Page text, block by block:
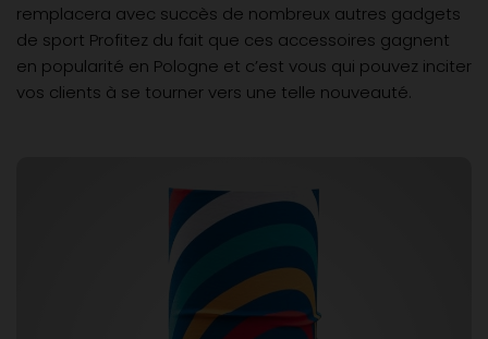
remplacera avec succès de nombreux autres gadgets
de sport Profitez du fait que ces accessoires gagnent
en popularité en Pologne et c’est vous qui pouvez inciter
vos clients à se tourner vers une telle nouveauté.